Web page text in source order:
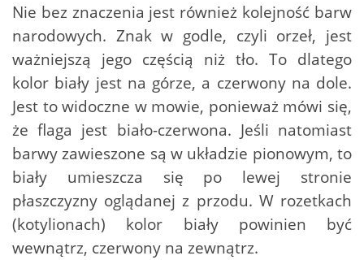
Nie bez znaczenia jest również kolejność barw
narodowych. Znak w godle, czyli orzeł, jest
ważniejszą jego częścią niż tło. To dlatego
kolor biały jest na górze, a czerwony na dole.
Jest to widoczne w mowie, ponieważ mówi się,
że flaga jest biało-czerwona. Jeśli natomiast
barwy zawieszone są w układzie pionowym, to
biały umieszcza się po lewej stronie
płaszczyzny oglądanej z przodu. W rozetkach
(kotylionach) kolor biały powinien być
wewnątrz, czerwony na zewnątrz.